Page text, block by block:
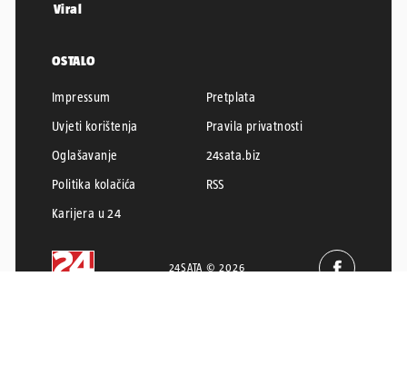
Viral
OSTALO
Impressum
Pretplata
Uvjeti korištenja
Pravila privatnosti
Oglašavanje
24sata.biz
Politika kolačića
RSS
Karijera u 24
24SATA © 2026